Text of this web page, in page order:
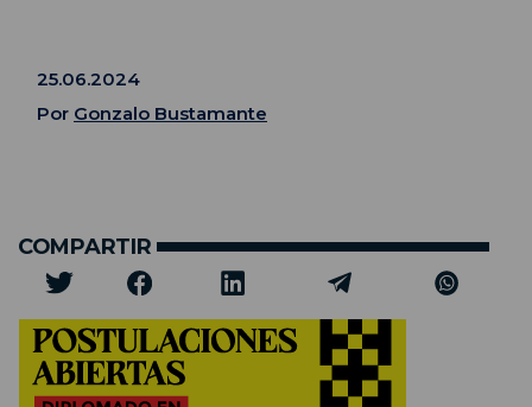
25.06.2024
Por Gonzalo Bustamante
COMPARTIR